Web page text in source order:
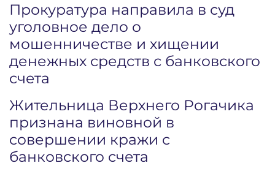
Прокуратура направила в суд
уголовное дело о
мошенничестве и хищении
денежных средств с банковского
счета
Жительница Верхнего Рогачика
признана виновной в
совершении кражи с
банковского счета